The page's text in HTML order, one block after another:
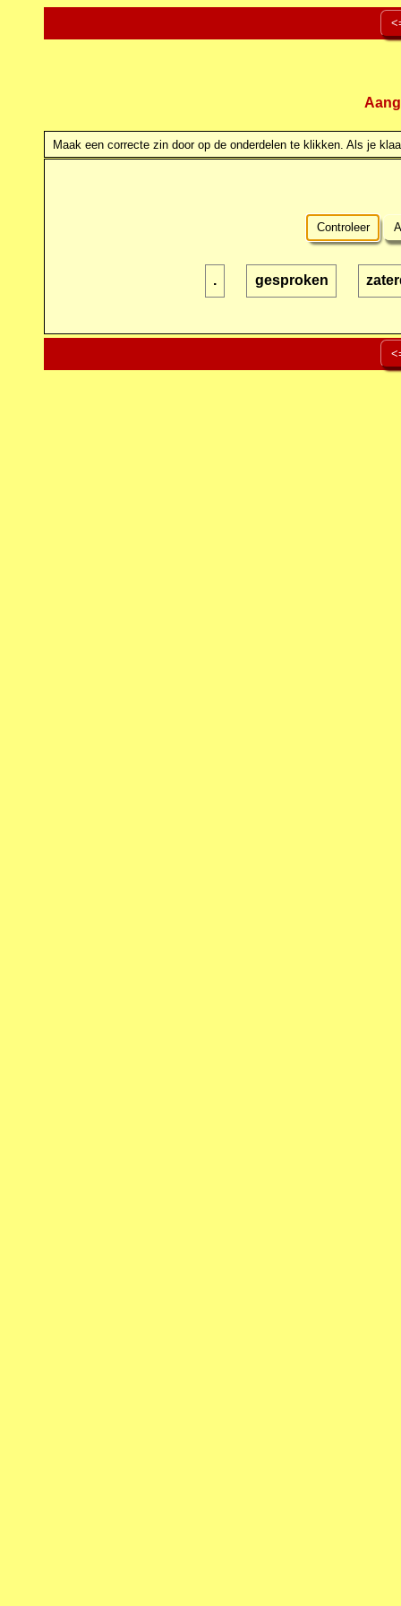
Maak een correcte zin door op de onderdelen te klikken. Als je
Controleer
. gesproken